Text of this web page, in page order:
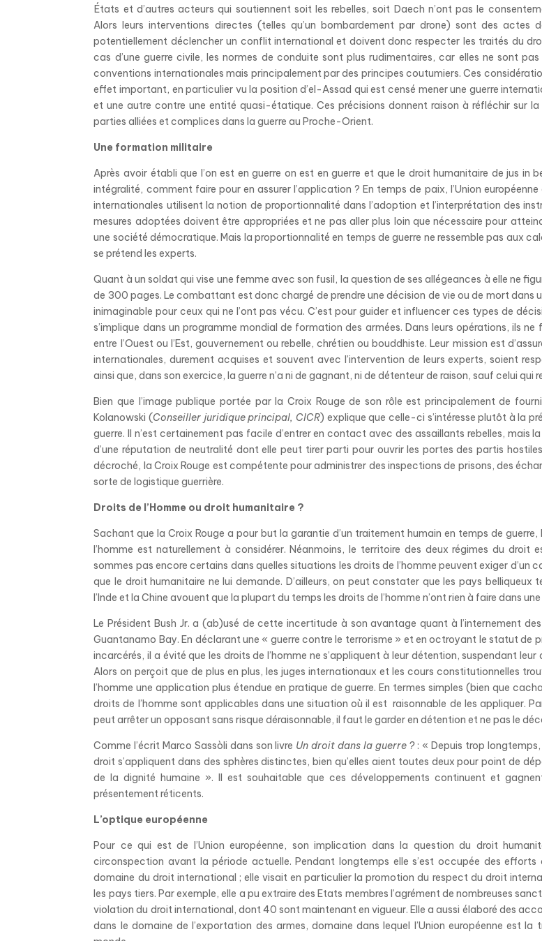
États et d’autres acteurs qui soutiennent soit les rebelles, soit Daech n’ont pas le
Alors leurs interventions directes (telles qu’un bombardement par drone) sont des actes
potentiellement déclencher un conflit international et doivent donc respecter les traités du
cas d’une guerre civile, les normes de conduite sont plus rudimentaires, car elles ne sont
conventions internationales mais principalement par des principes coutumiers. Ces
effet important, en particulier vu la position d’el-Assad qui est censé mener une guerre
et une autre contre une entité quasi-étatique. Ces précisions donnent raison à réfléchir sur
parties alliées et complices dans la guerre au Proche-Orient.
Une formation militaire
Après avoir établi que l’on est en guerre on est en guerre et que le droit humanitaire de jus in
intégralité, comment faire pour en assurer l’application ? En temps de paix, l’Union
internationales utilisent la notion de proportionnalité dans l’adoption et l’interprétation des
mesures adoptées doivent être appropriées et ne pas aller plus loin que nécessaire pour
une société démocratique. Mais la proportionnalité en temps de guerre ne ressemble pas aux
se prétend les experts.
Quant à un soldat qui vise une femme avec son fusil, la question de ses allégeances à elle ne
de 300 pages. Le combattant est donc chargé de prendre une décision de vie ou de mort dans
inimaginable pour ceux qui ne l’ont pas vécu. C’est pour guider et influencer ces types de
s’implique dans un programme mondial de formation des armées. Dans leurs opérations, ils
entre l’Ouest ou l’Est, gouvernement ou rebelle, chrétien ou bouddhiste. Leur mission est
internationales, durement acquises et souvent avec l’intervention de leurs experts, soient
ainsi que, dans son exercice, la guerre n’a ni de gagnant, ni de détenteur de raison, sauf celui qui
Bien que l’image publique portée par la Croix Rouge de son rôle est principalement de
Kolanowski (Conseiller juridique principal, CICR) explique que celle-ci s’intéresse plutôt à la
guerre. Il n’est certainement pas facile d’entrer en contact avec des assaillants rebelles, mais
d’une réputation de neutralité dont elle peut tirer parti pour ouvrir les portes des partis
décroché, la Croix Rouge est compétente pour administrer des inspections de prisons, des
sorte de logistique guerrière.
Droits de l’Homme ou droit humanitaire ?
Sachant que la Croix Rouge a pour but la garantie d’un traitement humain en temps de guerre,
l’homme est naturellement à considérer. Néanmoins, le territoire des deux régimes du droit
sommes pas encore certains dans quelles situations les droits de l’homme peuvent exiger d’un
que le droit humanitaire ne lui demande. D’ailleurs, on peut constater que les pays belliqueux
l’Inde et la Chine avouent que la plupart du temps les droits de l’homme n’ont rien à faire dans une
Le Président Bush Jr. a (ab)usé de cette incertitude à son avantage quant à l’internement
Guantanamo Bay. En déclarant une « guerre contre le terrorisme » et en octroyant le statut de
incarcérés, il a évitéque les droits de l’homme ne s’appliquent à leur détention, suspendant leur
Alors on perçoit que de plus en plus, les juges internationaux et les cours constitutionnelles
l’homme une application plus étendue en pratique de guerre. En termes simples (bien que
droits de l’homme sont applicables dans une situation où il est raisonnable de les appliquer.
peut arrêter un opposant sans risque déraisonnable, il faut le garder en détention et ne pas le
Comme l’écrit Marco Sassòli dans son livre Un droit dans la guerre ?: « Depuis trop
droit s’appliquent dans des sphères distinctes, bien qu’elles aient toutes deux pour point de
de la dignité humaine ». Il est souhaitable que ces développements continuent et
présentement réticents.
L’optique européenne
Pour ce qui est de l’Union européenne, son implication dans la question du droit
circonspection avant la période actuelle. Pendant longtemps elle s’est occupée des efforts
domaine du droit international ; elle visait en particulier la promotion du respect du droit
les pays tiers. Par exemple, elle a pu extraire des Etats membres l’agrément de nombreuses
violation du droit international, dont 40 sont maintenant en vigueur. Elle a aussi élaboré des
dans le domaine de l’exportation des armes, domaine dans lequel l’Union européenne est la